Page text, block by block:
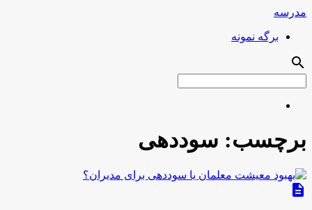
مدرسه
برگه نمونه
search
برچسب: سوددهی
description